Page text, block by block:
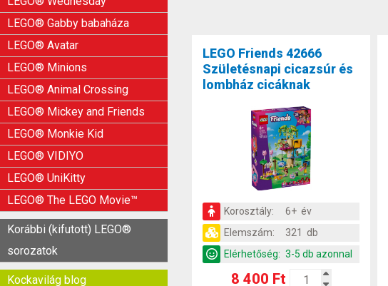
LEGO® Gabby babaháza
LEGO® Avatar
LEGO® Minions
LEGO® Animal Crossing
LEGO® Mickey and Friends
LEGO® Monkie Kid
LEGO® VIDIYO
LEGO® UniKitty
LEGO® The LEGO Movie™
Korábbi (kifutott) LEGO®
sorozatok
Kockavilág blog
LEGO Friends 42666
Születésnapi cicazsúr és
lombház cicáknak
Korosztály:
6+ év
Elemszám:
321 db
Elérhetőség: 3-5 db azonnal
8 400 Ft